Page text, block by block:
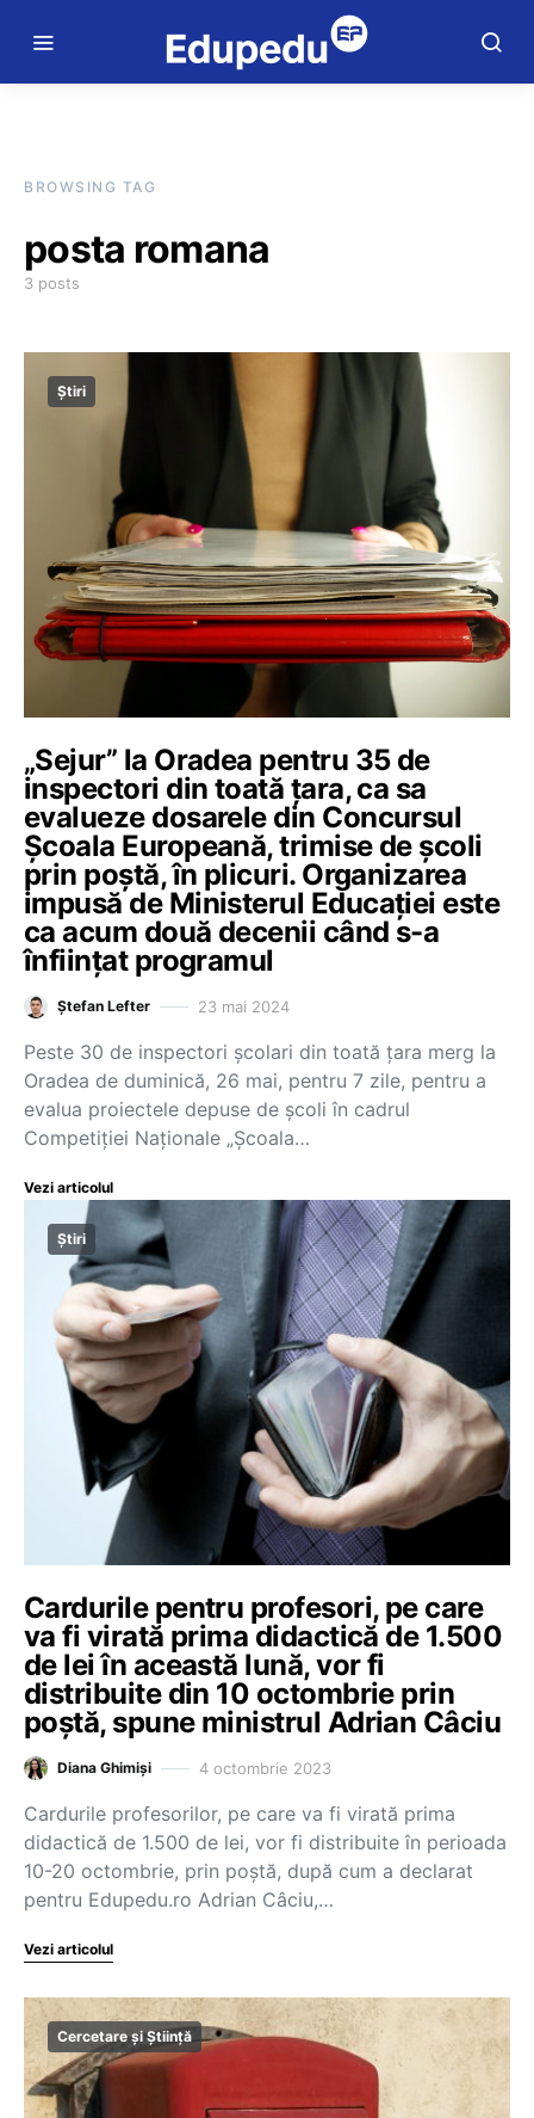
BROWSING TAG
posta romana
3 posts
Știri
„Sejur” la Oradea pentru 35 de
inspectori din toată țara, ca sa
evalueze dosarele din Concursul
Școala Europeană, trimise de școli
prin poștă, în plicuri. Organizarea
impusă de Ministerul Educației este
ca acum două decenii când s-a
înființat programul
Ștefan Lefter 23 mai 2024
Peste 30 de inspectori școlari din toată țara merg la
Oradea de duminică, 26 mai, pentru 7 zile, pentru a
evalua proiectele depuse de școli în cadrul
Competiției Naționale „Școala…
Vezi articolul
Știri
Cardurile pentru profesori, pe care
va fi virată prima didactică de 1.500
de lei în această lună, vor fi
distribuite din 10 octombrie prin
poștă, spune ministrul Adrian Câciu
Diana Ghimiși 4 octombrie 2023
Cardurile profesorilor, pe care va fi virată prima
didactică de 1.500 de lei, vor fi distribuite în perioada
10-20 octombrie, prin poștă, după cum a declarat
pentru Edupedu.ro Adrian Câciu,…
Vezi articolul
Cercetare și Știință